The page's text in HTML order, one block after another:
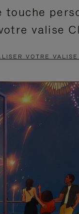
touche
valise
VOTRE